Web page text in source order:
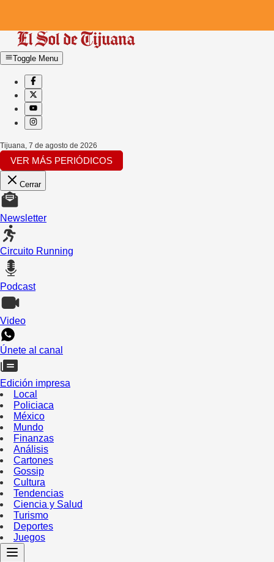
Toggle Menu
Tijuana 7 de agosto de 2026
VER MÁS PERIÓDICOS
Cerrar
Newsletter
Circuito Running
Podcast
Video
Únete al canal
Edición impresa
Local
Policiaca
México
Mundo
Finanzas
Análisis
Cartones
Gossip
Cultura
Tendencias
Ciencia y Salud
Turismo
Deportes
Juegos